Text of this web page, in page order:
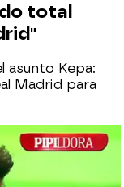
total
asunto Kepa:
Madrid para